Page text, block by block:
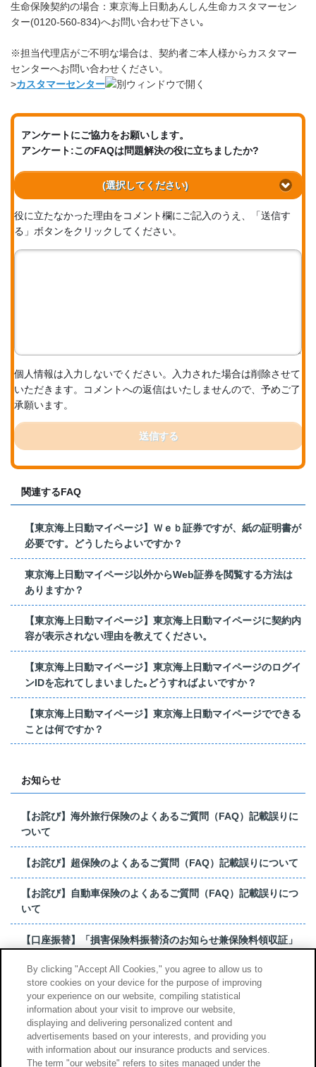
生命保険契約の場合：東京海上日動あんしん生命カスタマーセン
ター(0120-560-834)へお問い合わせ下さい｡
※担当代理店がご不明な場合は、契約者ご本人様からカスタマー
センターへお問い合わせください。
>カスタマーセンター
アンケートにご協力をお願いします。
アンケート:このFAQは問題解決の役に立ちましたか?
(選択してください)
役に立たなかった理由をコメント欄にご記入のうえ、「送信す
る」ボタンをクリックしてください。
個人情報は入力しないでください。入力された場合は削除させて
いただきます。コメントへの返信はいたしませんので、予めご了
承願います。
送信する
関連するFAQ
【東京海上日動マイページ】Ｗｅｂ証券ですが、紙の証明書が
必要です。どうしたらよいですか？
東京海上日動マイページ以外からWeb証券を閲覧する方法は
ありますか？
【東京海上日動マイページ】東京海上日動マイページに契約内
容が表示されない理由を教えてください。
【東京海上日動マイページ】東京海上日動マイページのログイ
ンIDを忘れてしまいました｡どうすればよいですか？
【東京海上日動マイページ】東京海上日動マイページでできる
ことは何ですか？
お知らせ
【お詫び】海外旅行保険のよくあるご質問（FAQ）記載誤りに
ついて
【お詫び】超保険のよくあるご質問（FAQ）記載誤りについて
【お詫び】自動車保険のよくあるご質問（FAQ）記載誤りにつ
いて
【口座振替】「損害保険料振替済のお知らせ兼保険料領収証」
【お詫び】超保険のよくあるご質問（FAQ）記載誤りについて
もっと見る
By clicking "Accept All Cookies," you agree to allow us to
store cookies on your device for the purpose of improving
your experience on our website, compiling statistical
information about your visit to improve our website,
displaying and delivering personalized content and
advertisements based on your interests, and providing you
with information about our insurance products and services.
The term "our website" refers to sites managed under the